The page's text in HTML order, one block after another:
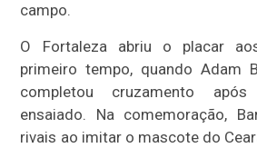
campo.
O Fortaleza abriu o placar
primeiro tempo, quando Adam
completou cruzamento
ensaiado. Na comemoração,
rivais ao imitar o mascote do